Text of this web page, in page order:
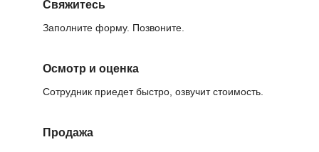
Свяжитесь
Заполните форму. Позвоните.
Осмотр и оценка
Сотрудник приедет быстро, озвучит стоимость.
Продажа